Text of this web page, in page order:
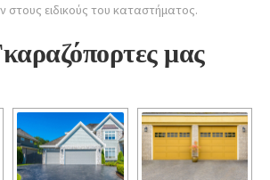
στους ειδικούς του καταστήματος.
μας